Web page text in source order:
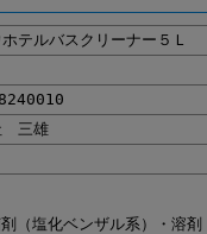
ホテルバスクリーナー５Ｌ
三雄
（塩化ベンザル系）・溶剤